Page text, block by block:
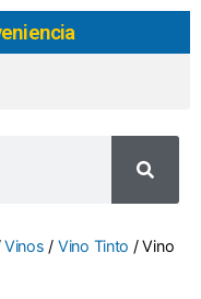
Vinos / Vino Tinto / Vino